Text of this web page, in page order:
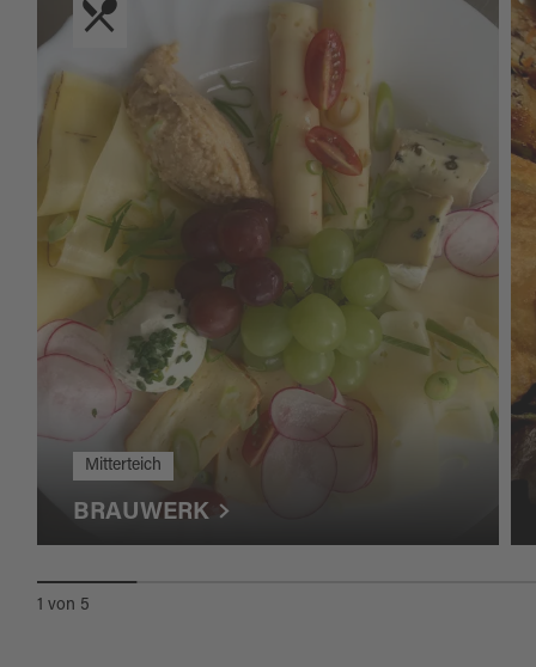
Mitterteich
BRAUWERK
1 von 5